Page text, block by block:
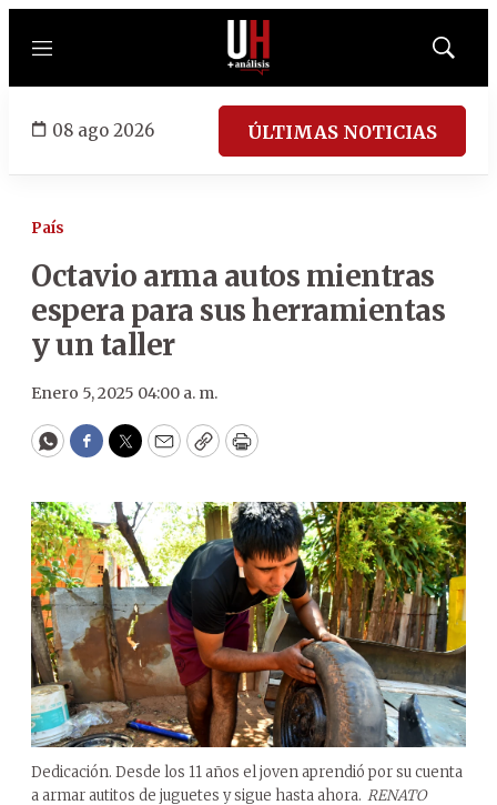
Menú
Mostrar
08 ago 2026 ÚLTIMAS NOTICIAS
País
Octavio arma autos mientras
espera para sus herramientas
y un taller
Enero 5, 2025 04:00 a. m.
WhatsApp
Facebook
Twitter
EmailCopyPrint
Dedicación. Desde los 11 años el joven aprendió por su cuenta
a armar autitos de juguetes y sigue hasta ahora. RENATO